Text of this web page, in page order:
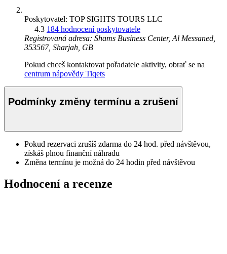
Poskytovatel: TOP SIGHTS TOURS LLC
4.3 184 hodnocení poskytovatele
Registrovaná adresa: Shams Business Center, Al Messaned,
353567, Sharjah, GB
Pokud chceš kontaktovat pořadatele aktivity, obrať se na
centrum nápovědy Tiqets
Podmínky změny termínu a zrušení
Pokud rezervaci zrušíš zdarma do 24 hod. před návštěvou,
získáš plnou finanční náhradu
Změna termínu je možná do 24 hodin před návštěvou
Hodnocení a recenze